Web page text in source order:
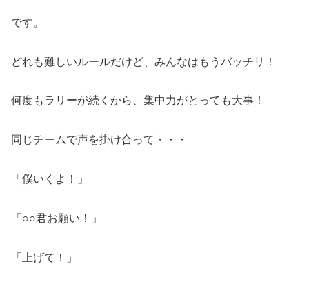
です。
どれも難しいルールだけど、みんなはもうバッチリ！
何度もラリーが続くから、集中力がとっても大事！
同じチームで声を掛け合って・・・
「僕いくよ！」
「○○君お願い！」
「上げて！」